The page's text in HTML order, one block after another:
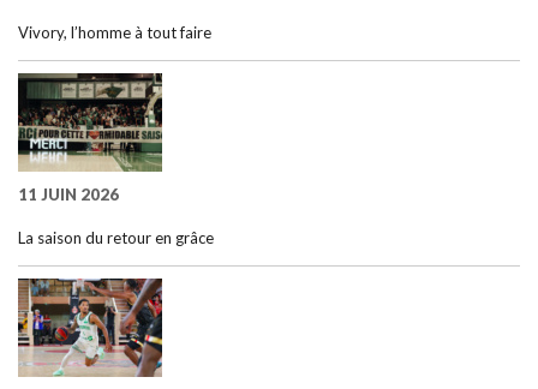
Vivory, l’homme à tout faire
11 JUIN 2026
La saison du retour en grâce